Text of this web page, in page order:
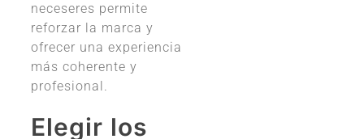
neceseres permite
reforzar la marca y
ofrecer una experiencia
más coherente y
profesional.
Elegir los